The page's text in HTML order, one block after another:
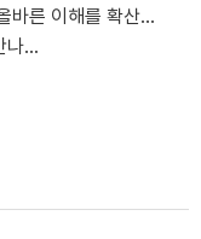
가는 환경을 조성하기 위해 마련되었다.
나...